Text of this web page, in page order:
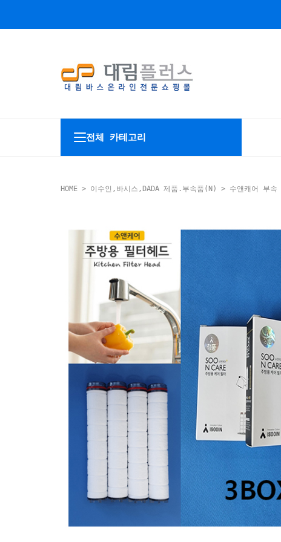
전체 카테고리
HOME > 이수인,바시스,DADA 제품.부속품(N) > 수앤캐어 부속